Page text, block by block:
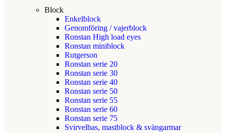
Block
Enkelblock
Genomföring / vajerblock
Ronstan High load eyes
Ronstan miniblock
Rutgerson
Ronstan serie 20
Ronstan serie 30
Ronstan serie 40
Ronstan serie 50
Ronstan serie 55
Ronstan serie 60
Ronstan serie 75
Svirvelbas, mastblock & svängarmar